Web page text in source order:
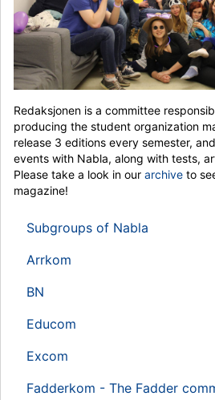
Redaksjonen is a committee
producing the student organization
release 3 editions every semester,
events with Nabla, along with tests,
Please take a look in our archive to
magazine!
Subgroups of Nabla
Arrkom
BN
Educom
Excom
Fadderkom - The Fadder